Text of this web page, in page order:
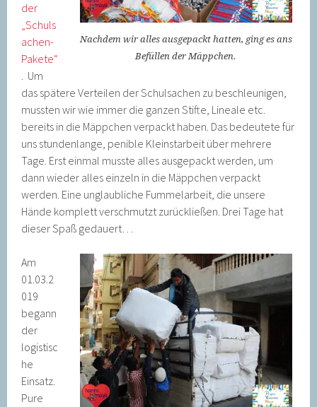
Nachdem wir alles ausgepackt hatten, ging es ans
Befüllen der Mäppchen.
der
„Schuls
achen-
Pakete“
. Um
das spätere Verteilen der Schulsachen zu beschleunigen,
mussten wir wie immer die ganzen Stifte, Lineale etc.
bereits in die Mäppchen verpackt haben. Das bedeutete für
uns stundenlange, penible Kleinstarbeit über mehrere
Tage. Erst einmal musste alles ausgepackt werden, um
dann wieder alles einzeln in die Mäppchen verpackt
werden. Eine unglaubliche Fummelarbeit, die unsere
Hände komplett verschmutzt zurückließen. Drei Tage hat
dieser Spaß gedauert…
Am
01.03.2
019
begann
der
logistisc
he
Einsatz.
Pure